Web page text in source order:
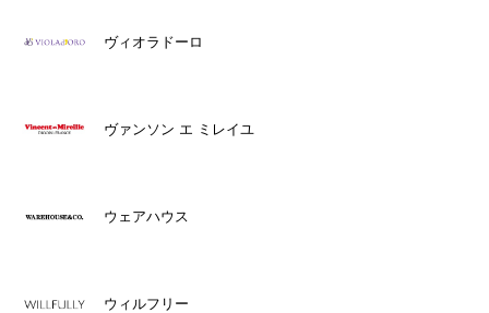
ヴィオラドーロ
ヴァンソン エ ミレイユ
ウェアハウス
ウィルフリー